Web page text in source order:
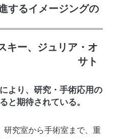
サービス
するイメージングの
キー、ジュリア・オ
サト
より、研究・手術応用の
と期待されている。
研究室から手術室まで、重